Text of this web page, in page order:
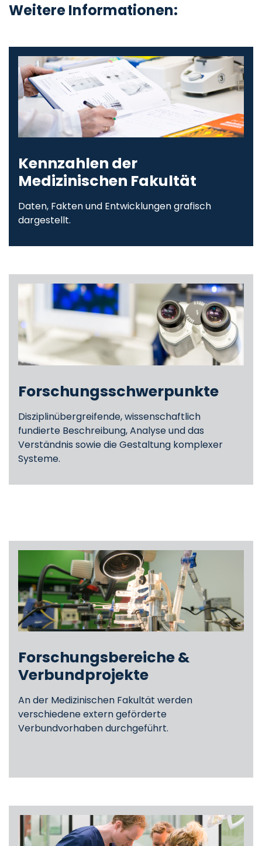
Weitere Informationen:
Kennzahlen der
Medizinischen Fakultät
Daten, Fakten und Entwicklungen grafisch
dargestellt.
Forschungsschwerpunkte
Disziplinübergreifende, wissenschaftlich
fundierte Beschreibung, Analyse und das
Verständnis sowie die Gestaltung komplexer
Systeme.
Forschungsbereiche &
Verbundprojekte
An der Medizinischen Fakultät werden
verschiedene extern geförderte
Verbundvorhaben durchgeführt.